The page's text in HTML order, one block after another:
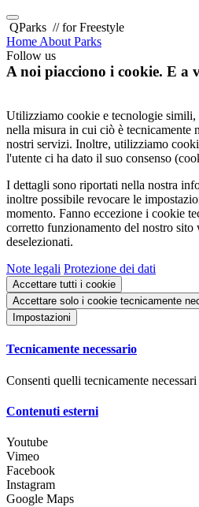
QParks // for Freestyle
Home About Parks
Follow us
A noi piacciono i cookie. E a
Utilizziamo cookie e tecnologie
nella misura in cui ciò è tecnicamente
nostri servizi. Inoltre, utilizziamo
l'utente ci ha dato il suo consenso
I dettagli sono riportati nella nostra
inoltre possibile revocare le
momento. Fanno eccezione i cookie
corretto funzionamento del nostro sito
deselezionati.
Note legali Protezione dei dati
Accettare tutti i cookie
Accettare solo i cookie tecnicamente
Impostazioni
Tecnicamente necessario
Consenti quelli tecnicamente necessari
Contenuti esterni
Youtube
Vimeo
Facebook
Instagram
Google Maps